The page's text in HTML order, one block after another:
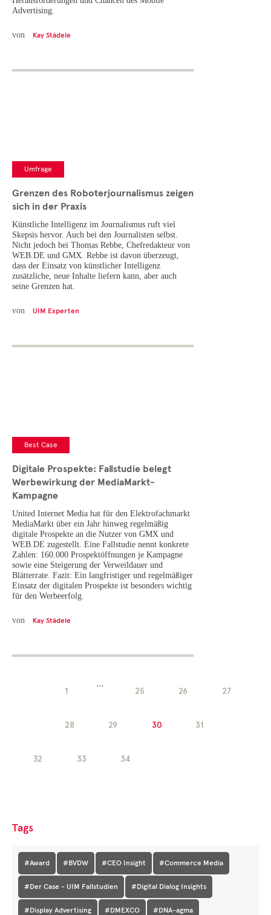
Advertising.
von Kay Städele
Umfrage
Grenzen des Roboterjournalismus zeigen
sich in der Praxis
Künstliche Intelligenz im Journalismus ruft viel
Skepsis hervor. Auch bei den Journalisten selbst.
Nicht jedoch bei Thomas Rebbe, Chefredakteur von
WEB.DE und GMX. Rebbe ist davon überzeugt,
dass der Einsatz von künstlicher Intelligenz
zusätzliche, neue Inhalte liefern kann, aber auch
seine Grenzen hat.
von UIM Experten
Best Case
Digitale Prospekte: Fallstudie belegt
Werbewirkung der MediaMarkt-
Kampagne
United Internet Media hat für den Elektrofachmarkt
MediaMarkt über ein Jahr hinweg regelmäßig
digitale Prospekte an die Nutzer von GMX und
WEB.DE zugestellt. Eine Fallstudie nennt konkrete
Zahlen: 160.000 Prospektöffnungen je Kampagne
sowie eine Steigerung der Verweildauer und
Blätterrate. Fazit: Ein langfristiger und regelmäßiger
Einsatz der digitalen Prospekte ist besonders wichtig
für den Werbeerfolg.
von Kay Städele
1
...
25 26 27
28 29 30 31
32 33 34
Tags
#Award #BVDW #CEO Insight #Commerce Media
#Der Case - UIM Fallstudien #Digital Dialog Insights
#Display Advertising #DMEXCO #DNA-agma